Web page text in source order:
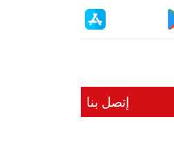
إتصل بنا